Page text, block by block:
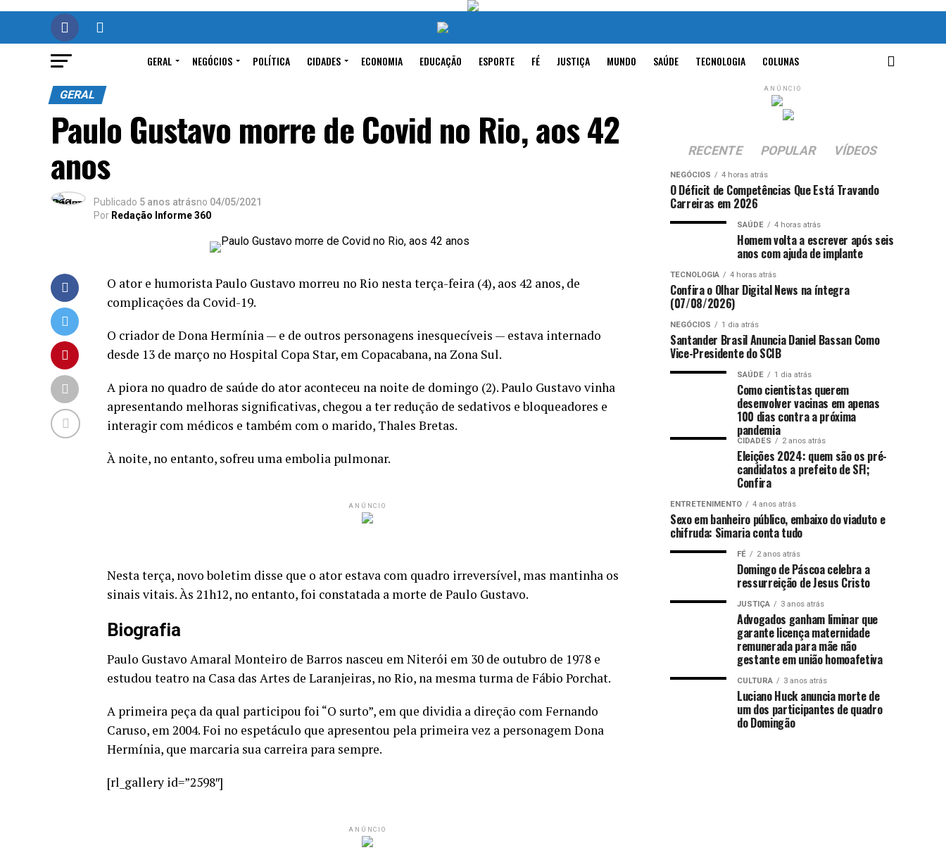
GERAL NEGÓCIOS POLÍTICA CIDADES ECONOMIA EDUCAÇÃO ESPORTE FÉ JUSTIÇA MUNDO SAÚDE TECNOLOGIA COLUNAS
GERAL
Paulo Gustavo morre de Covid no Rio, aos 42
anos
Publicado 5 anos atrásno 04/05/2021
Por Redação Informe 360
O ator e humorista Paulo Gustavo morreu no Rio nesta terça-feira (4), aos 42 anos, de
complicações da Covid-19.
O criador de Dona Hermínia — e de outros personagens inesquecíveis — estava internado
desde 13 de março no Hospital Copa Star, em Copacabana, na Zona Sul.
A piora no quadro de saúde do ator aconteceu na noite de domingo (2). Paulo Gustavo vinha
apresentando melhoras significativas, chegou a ter redução de sedativos e bloqueadores e
interagir com médicos e também com o marido, Thales Bretas.
À noite, no entanto, sofreu uma embolia pulmonar.
ANÚNCIO
Nesta terça, novo boletim disse que o ator estava com quadro irreversível, mas mantinha os
sinais vitais. Às 21h12, no entanto, foi constatada a morte de Paulo Gustavo.
Biografia
Paulo Gustavo Amaral Monteiro de Barros nasceu em Niterói em 30 de outubro de 1978 e
estudou teatro na Casa das Artes de Laranjeiras, no Rio, na mesma turma de Fábio Porchat.
A primeira peça da qual participou foi “O surto”, em que dividia a direção com Fernando
Caruso, em 2004. Foi no espetáculo que apresentou pela primeira vez a personagem Dona
Hermínia, que marcaria sua carreira para sempre.
[rl_gallery id=”2598″]
ANÚNCIO
ANÚNCIO
RECENTE POPULAR VÍDEOS
NEGÓCIOS 4 horas atrás
O Déficit de Competências Que Está Travando
Carreiras em 2026
SAÚDE 4 horas atrás
Homem volta a escrever após seis
anos com ajuda de implante
TECNOLOGIA 4 horas atrás
Confira o Olhar Digital News na íntegra
(07/08/2026)
NEGÓCIOS 1 dia atrás
Santander Brasil Anuncia Daniel Bassan Como
Vice-Presidente do SCIB
SAÚDE 1 dia atrás
Como cientistas querem
desenvolver vacinas em apenas
100 dias contra a próxima
pandemia
CIDADES 2 anos atrás
Eleições 2024: quem são os pré-
candidatos a prefeito de SFI;
Confira
ENTRETENIMENTO 4 anos atrás
Sexo em banheiro público, embaixo do viaduto e
chifruda: Simaria conta tudo
FÉ 2 anos atrás
Domingo de Páscoa celebra a
ressurreição de Jesus Cristo
JUSTIÇA 3 anos atrás
Advogados ganham liminar que
garante licença maternidade
remunerada para mãe não
gestante em união homoafetiva
CULTURA 3 anos atrás
Luciano Huck anuncia morte de
um dos participantes de quadro
do Domingão